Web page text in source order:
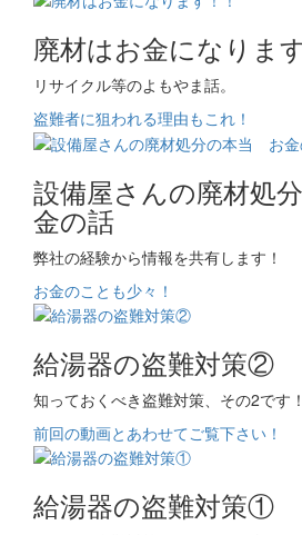
廃材はお金になりま
リサイクル等のよもやま話。
盗難者に狙われる理由もこれ！
設備屋さんの廃材処
金の話
弊社の経験から情報を共有します！
お金のことも少々！
給湯器の盗難対策②
知っておくべき盗難対策、その2です！
前回の動画とあわせてご覧下さい！
給湯器の盗難対策①